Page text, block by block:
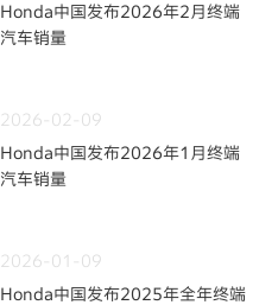
Honda中国发布2026年2月终端
汽车销量
2026-02-09
Honda中国发布2026年1月终端
汽车销量
2026-01-09
Honda中国发布2025年全年终端